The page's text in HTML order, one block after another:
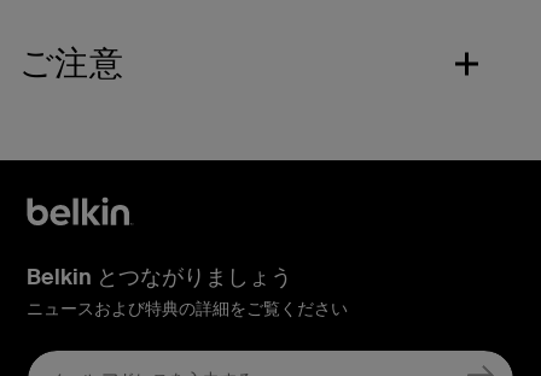
ご注意
Belkin とつながりましょう
ニュースおよび特典の詳細をご覧ください